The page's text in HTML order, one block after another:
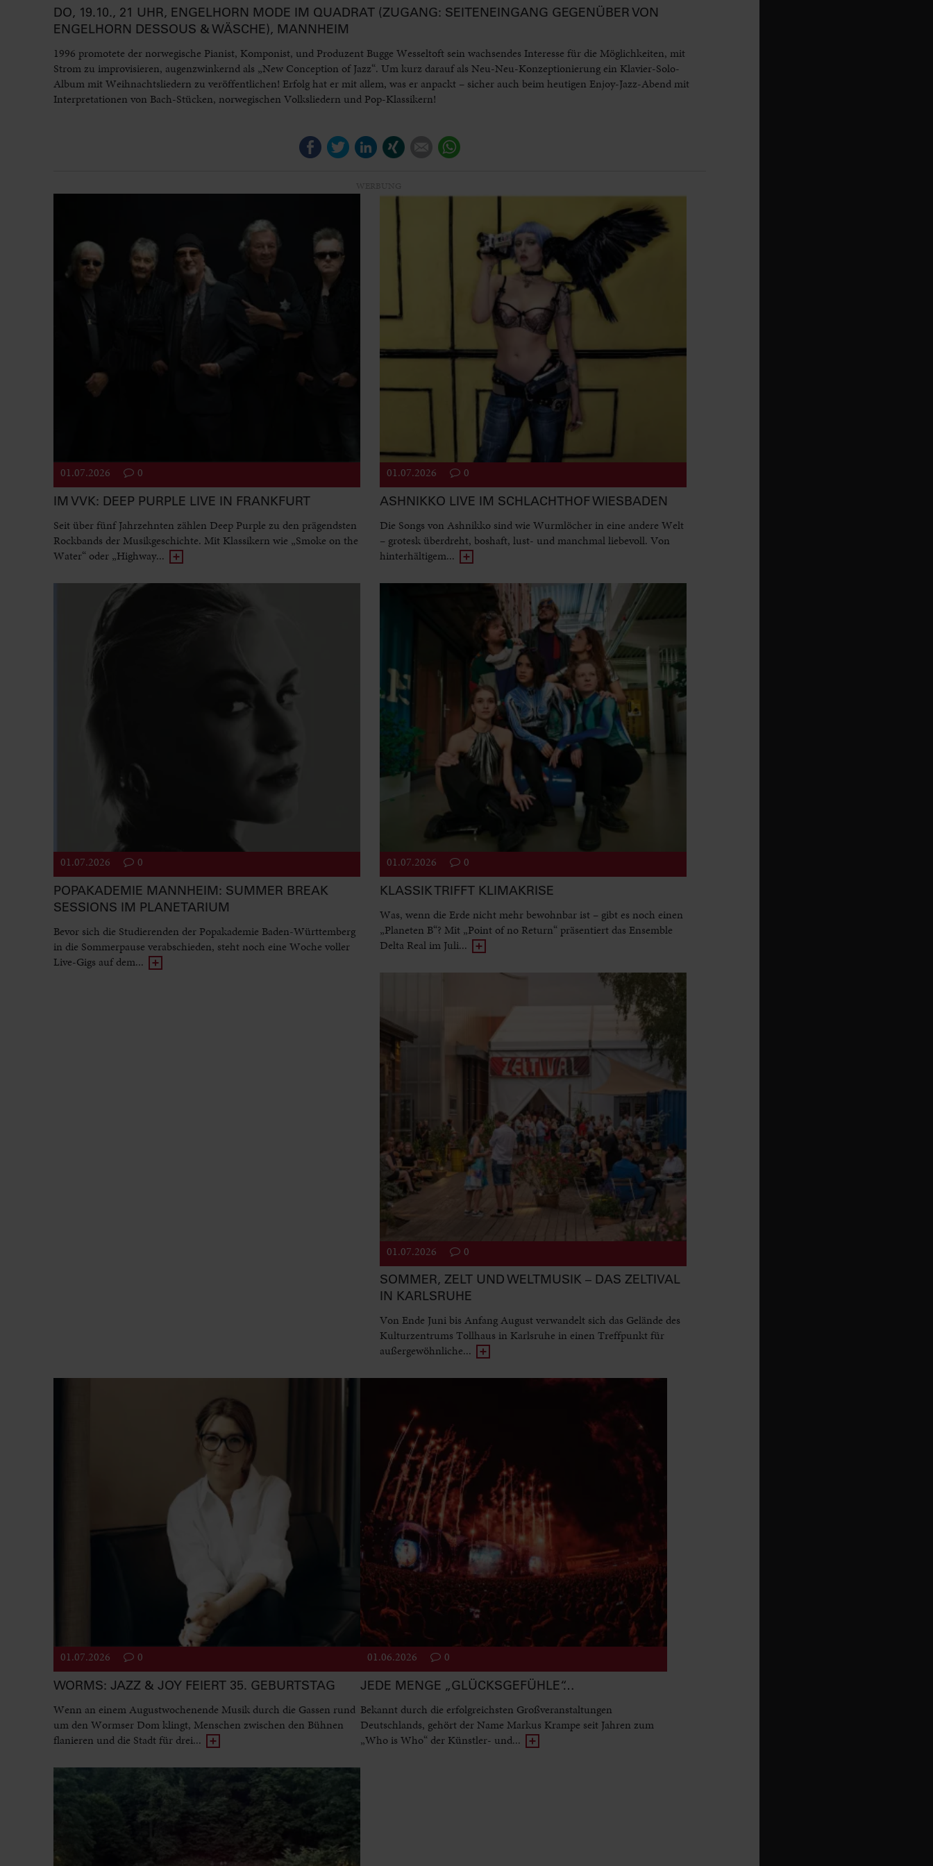
DO, 19.10., 21 UHR, ENGELHORN MODE IM QUADRAT (ZUGANG: SEITENEINGANG GEGENÜBER VON
ENGELHORN DESSOUS & WÄSCHE), MANNHEIM
1996 promotete der norwegische Pianist, Komponist, und Produzent Bugge Wesseltoft sein wachsendes Interesse für die Möglichkeiten, mit
Strom zu improvisieren, augenzwinkernd als „New Conception of Jazz“. Um kurz darauf als Neu-Neu-Konzeptionierung ein Klavier-Solo-
Album mit Weihnachtsliedern zu veröffentlichen! Erfolg hat er mit allem, was er anpackt – sicher auch beim heutigen Enjoy-Jazz-Abend mit
Interpretationen von Bach-Stücken, norwegischen Volksliedern und Pop-Klassikern!
FacebookTwitterLinkedIn E-mail
01.07.2026 0
IM VVK: DEEP PURPLE LIVE IN FRANKFURT
Seit über fünf Jahrzehnten zählen Deep Purple zu den prägendsten
Rockbands der Musikgeschichte. Mit Klassikern wie „Smoke on the
Water“ oder „Highway...
01.07.2026 0
ASHNIKKO LIVE IM SCHLACHTHOF WIESBADEN
Die Songs von Ashnikko sind wie Wurmlöcher in eine andere Welt
– grotesk überdreht, boshaft, lust- und manchmal liebevoll. Von
hinterhältigem...
01.07.2026 0
POPAKADEMIE MANNHEIM: SUMMER BREAK
SESSIONS IM PLANETARIUM
Bevor sich die Studierenden der Popakademie Baden-Württemberg
in die Sommerpause verabschieden, steht noch eine Woche voller
Live-Gigs auf dem...
01.07.2026 0
KLASSIK TRIFFT KLIMAKRISE
Was, wenn die Erde nicht mehr bewohnbar ist – gibt es noch einen
„Planeten B“? Mit „Point of no Return“ präsentiert das Ensemble
Delta Real im Juli...
01.07.2026 0
SOMMER, ZELT UND WELTMUSIK – DAS ZELTIVAL
IN KARLSRUHE
Von Ende Juni bis Anfang August verwandelt sich das Gelände des
Kulturzentrums Tollhaus in Karlsruhe in einen Treffpunkt für
außergewöhnliche...
01.07.2026 0
WORMS: JAZZ & JOY FEIERT 35. GEBURTSTAG
Wenn an einem Augustwochenende Musik durch die Gassen rund
um den Wormser Dom klingt, Menschen zwischen den Bühnen
flanieren und die Stadt für drei...
01.06.2026 0
JEDE MENGE „GLÜCKSGEFÜHLE“…
Bekannt durch die erfolgreichsten Großveranstaltungen
Deutschlands, gehört der Name Markus Krampe seit Jahren zum
„Who is Who“ der Künstler- und...